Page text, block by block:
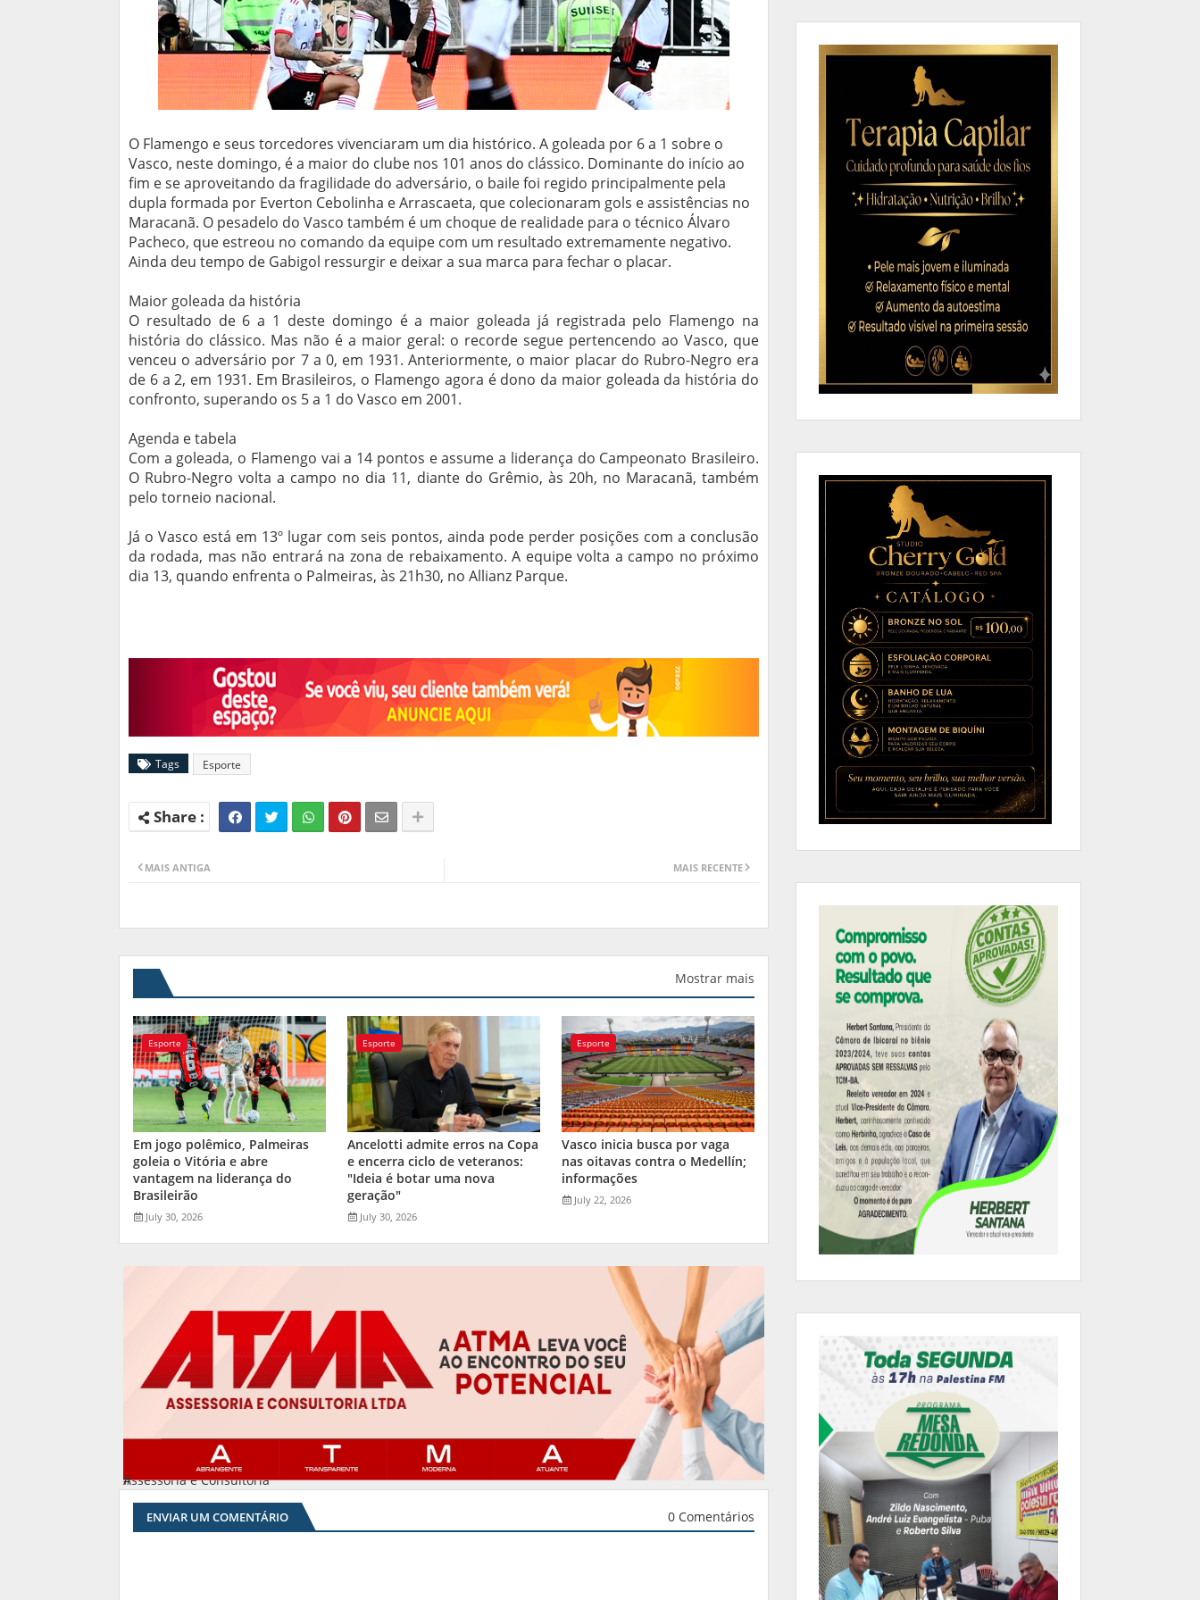
O Flamengo e seus torcedores vivenciaram um dia histórico. A goleada por 6 a 1 sobre o
Vasco, neste domingo, é a maior do clube nos 101 anos do clássico. Dominante do início ao
fim e se aproveitando da fragilidade do adversário, o baile foi regido principalmente pela
dupla formada por Everton Cebolinha e Arrascaeta, que colecionaram gols e assistências no
Maracanã. O pesadelo do Vasco também é um choque de realidade para o técnico Álvaro
Pacheco, que estreou no comando da equipe com um resultado extremamente negativo.
Ainda deu tempo de Gabigol ressurgir e deixar a sua marca para fechar o placar.
Maior goleada da história
O resultado de 6 a 1 deste domingo é a maior goleada já registrada pelo Flamengo na
história do clássico. Mas não é a maior geral: o recorde segue pertencendo ao Vasco, que
venceu o adversário por 7 a 0, em 1931. Anteriormente, o maior placar do Rubro-Negro era
de 6 a 2, em 1931. Em Brasileiros, o Flamengo agora é dono da maior goleada da história do
confronto, superando os 5 a 1 do Vasco em 2001.
Agenda e tabela
Com a goleada, o Flamengo vai a 14 pontos e assume a liderança do Campeonato Brasileiro.
O Rubro-Negro volta a campo no dia 11, diante do Grêmio, às 20h, no Maracanã, também
pelo torneio nacional.
Já o Vasco está em 13º lugar com seis pontos, ainda pode perder posições com a conclusão
da rodada, mas não entrará na zona de rebaixamento. A equipe volta a campo no próximo
dia 13, quando enfrenta o Palmeiras, às 21h30, no Allianz Parque.
Tags Esporte
MAIS RECENTE
MAIS ANTIGA
Mostrar mais
Esporte
Em jogo polêmico, Palmeiras
goleia o Vitória e abre
vantagem na liderança do
Brasileirão
July 30, 2026
Esporte
Ancelotti admite erros na Copa
e encerra ciclo de veteranos:
"Ideia é botar uma nova
geração"
July 30, 2026
Esporte
Vasco inicia busca por vaga
nas oitavas contra o Medellín;
informações
July 22, 2026
Assessoria e Consultoria
#
ENVIAR UM COMENTÁRIO 0 Comentários